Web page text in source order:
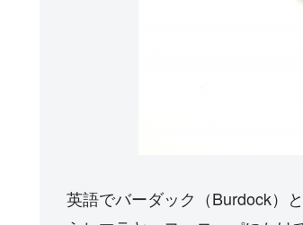
英語でバーダック（Burdock）